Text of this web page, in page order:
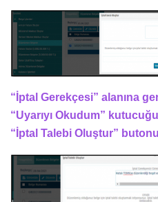
“İptal Gerekçesi” alanına
“Uyarıyı Okudum”
“İptal Talebi Oluştur”